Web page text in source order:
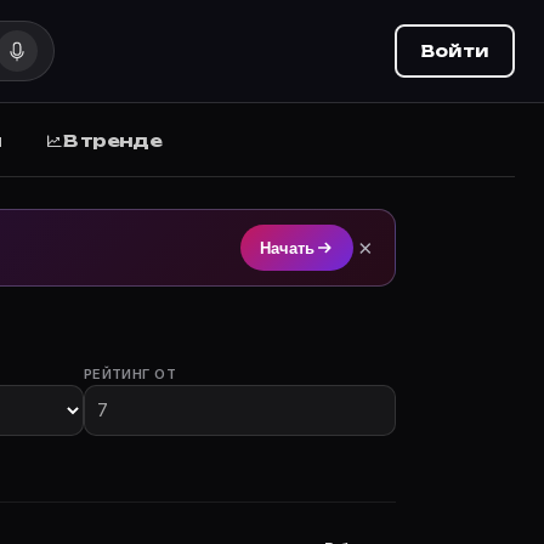
Movie Planner.
Войти
В тренде
Начать ×
РЕЙТИНГ ОТ